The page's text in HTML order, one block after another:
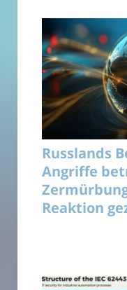
Russlands
Angriffe
Reaktion